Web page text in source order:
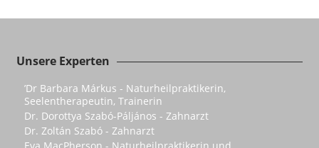
Unsere Experten
’Dr Barbara Márkus - Naturheilpraktikerin,
Seelentherapeutin, Trainerin
Dr. Dorottya Szabó-Páljános - Zahnarzt
Dr. Zoltán Szabó - Zahnarzt